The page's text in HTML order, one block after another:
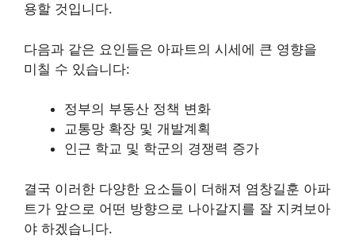
용할 것입니다.
다음과 같은 요인들은 아파트의 시세에 큰 영향을
미칠 수 있습니다:
정부의 부동산 정책 변화
교통망 확장 및 개발계획
인근 학교 및 학군의 경쟁력 증가
결국 이러한 다양한 요소들이 더해져 염창길훈 아파
트가 앞으로 어떤 방향으로 나아갈지를 잘 지켜보아
야 하겠습니다.